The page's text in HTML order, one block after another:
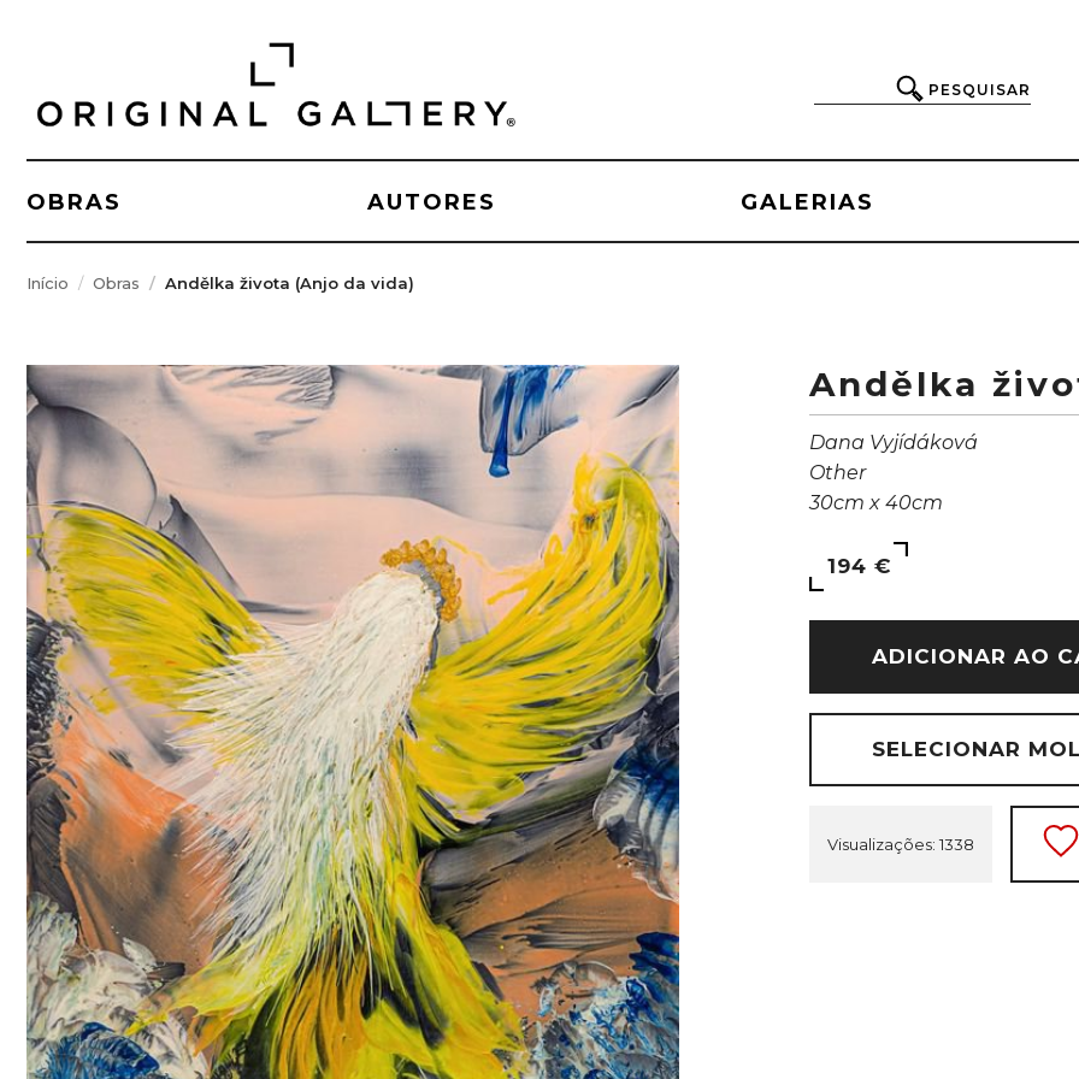
PESQUISAR
OBRAS AUTORES GALERIAS
Início Obras Andělka života (Anjo da vida)
Andělka
Dana Vyjídáková
Other
30cm x 40cm
194 €
ADICIONAR AO
SELECIONAR
Visualizações: 1338